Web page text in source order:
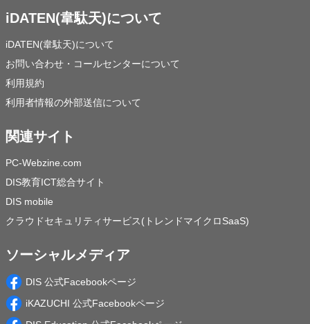
iDATEN(韋駄天)について
iDATEN(韋駄天)について
お問い合わせ・コールセンターについて
利用規約
利用者情報の外部送信について
関連サイト
PC-Webzine.com
DIS教育ICT総合サイト
DIS mobile
クラウドセキュリティサービス(トレンドマイクロSaaS)
ソーシャルメディア
DIS 公式Facebookページ
iKAZUCHI 公式Facebookページ